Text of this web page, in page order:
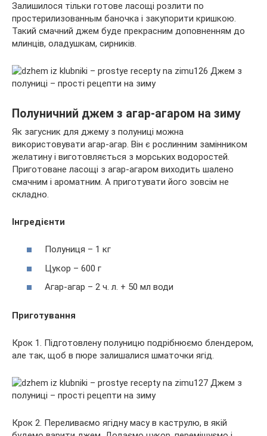
Залишилося тільки готове ласощі розлити по
простерилизованным баночка і закупорити кришкою.
Такий смачний джем буде прекрасним доповненням до
млинців, оладушкам, сирників.
Полуничний джем з агар-агаром на зиму
Як загусник для джему з полуниці можна
використовувати агар-агар. Він є рослинним замінником
желатину і виготовляється з морських водоростей.
Приготоване ласощі з агар-агаром виходить шалено
смачним і ароматним. А приготувати його зовсім не
складно.
Інгредієнти
Полуниця – 1 кг
Цукор – 600 г
Агар-агар – 2 ч. л. + 50 мл води
Приготування
Крок 1. Підготовлену полуницю подрібнюємо блендером,
але так, щоб в пюре залишалися шматочки ягід.
Крок 2. Переливаємо ягідну масу в каструлю, в якій